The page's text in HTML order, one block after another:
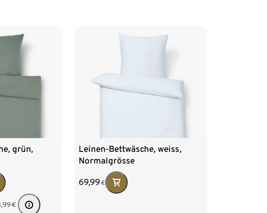
grün,
€
Leinen-Bettwäsche, weiss,
Normalgrösse
69,99€